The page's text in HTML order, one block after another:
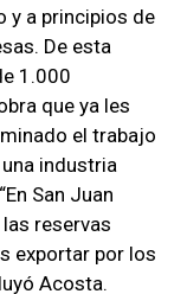
y a principios de
De esta
1.000
que ya les
el trabajo
industria
San Juan
reservas
exportar por los
Acosta.